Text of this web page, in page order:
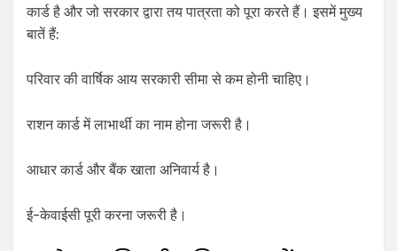
कार्ड है और जो सरकार द्वारा तय पात्रता को पूरा करते हैं। इसमें मुख्य
बातें हैं:
परिवार की वार्षिक आय सरकारी सीमा से कम होनी चाहिए।
राशन कार्ड में लाभार्थी का नाम होना जरूरी है।
आधार कार्ड और बैंक खाता अनिवार्य है।
ई-केवाईसी पूरी करना जरूरी है।